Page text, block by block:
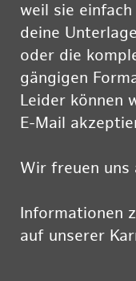
weil sie
deine
oder die
gängigen
Leider können
E-Mail
Wir freuen uns
Informationen
auf unserer